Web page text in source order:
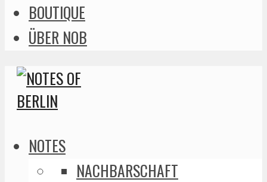
BOUTIQUE
ÜBER NOB
NOTES
NACHBARSCHAFT